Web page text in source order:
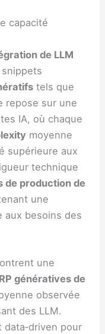
capacité
de LLM
tels que
repose sur une
IA, où chaque
moyenne
supérieure aux
technique
de production de
une
aux besoins des
une
génératives de
observée
des LLM.
data‑driven pour